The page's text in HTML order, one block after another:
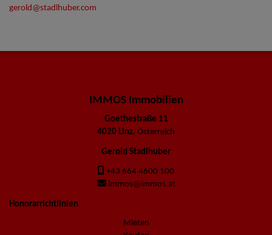
gerold@stadlhuber.com
IMMOS Immobilien
Goethestraße 11
4020 Linz, Österreich
Gerold Stadlhuber
+43 664 4600 100
immos@immos.at
Honorarrichtlinien
Mieten